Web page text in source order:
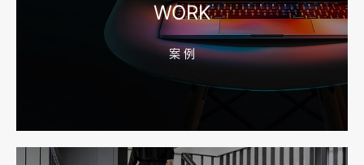
宁波网站建设报价怎么看？合同、源码和后台要先写清
WORK
案 例